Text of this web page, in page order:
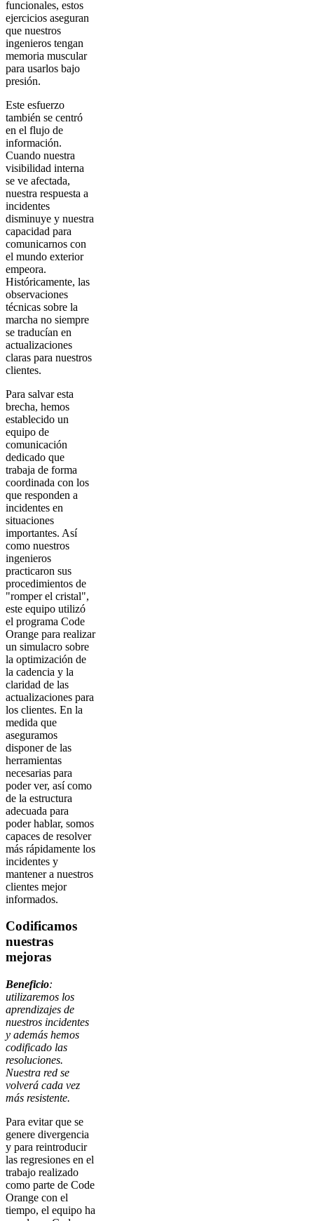
funcionales, estos
ejercicios aseguran
que nuestros
ingenieros tengan
memoria muscular
para usarlos bajo
presión.
Este esfuerzo
también se centró
en el flujo de
información.
Cuando nuestra
visibilidad interna
se ve afectada,
nuestra respuesta a
incidentes
disminuye y nuestra
capacidad para
comunicarnos con
el mundo exterior
empeora.
Históricamente, las
observaciones
técnicas sobre la
marcha no siempre
se traducían en
actualizaciones
claras para nuestros
clientes.
Para salvar esta
brecha, hemos
establecido un
equipo de
comunicación
dedicado que
trabaja de forma
coordinada con los
que responden a
incidentes en
situaciones
importantes. Así
como nuestros
ingenieros
practicaron sus
procedimientos de
"romper el cristal",
este equipo utilizó
el programa Code
Orange para realizar
un simulacro sobre
la optimización de
la cadencia y la
claridad de las
actualizaciones para
los clientes. En la
medida que
aseguramos
disponer de las
herramientas
necesarias para
poder ver, así como
de la estructura
adecuada para
poder hablar, somos
capaces de resolver
más rápidamente los
incidentes y
mantener a nuestros
clientes mejor
informados.
Codificamos
nuestras
mejoras
Beneficio:
utilizaremos los
aprendizajes de
nuestros incidentes
y además hemos
codificado las
resoluciones.
Nuestra red se
volverá cada vez
más resistente.
Para evitar que se
genere divergencia
y para reintroducir
las regresiones en el
trabajo realizado
como parte de Code
Orange con el
tiempo, el equipo ha